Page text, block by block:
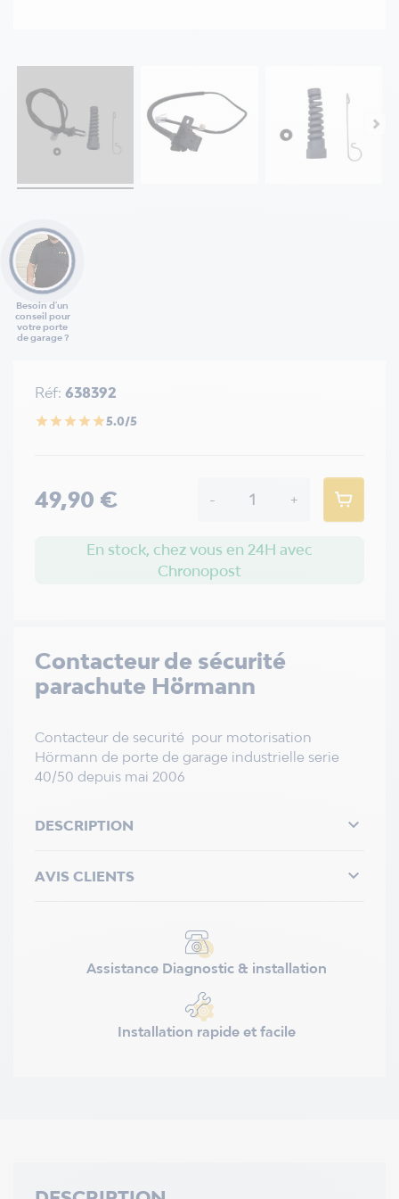
Besoin d'un
conseil pour
votre porte
de garage ?
Contacteur de sécurité
parachute Hörmann
Contacteur de securité pour motorisation
Hörmann de porte de garage industrielle serie
40/50 depuis mai 2006
DESCRIPTION 
AVIS CLIENTS 
Assistance Diagnostic & installation
Installation rapide et facile
Réf: 638392
star star star star star5.0/5
49,90 € - +
En stock, chez vous en 24H avec
Chronopost